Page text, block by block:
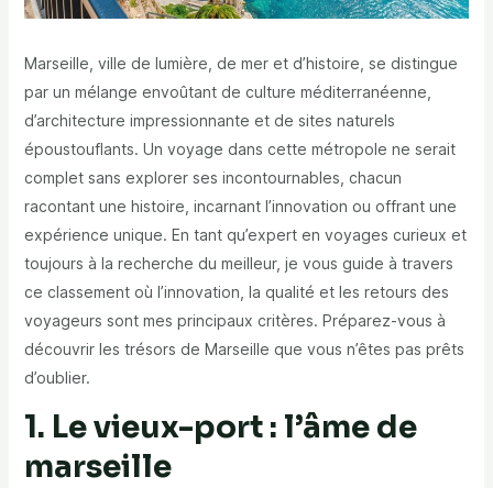
Marseille, ville de lumière, de mer et d’histoire, se distingue
par un mélange envoûtant de culture méditerranéenne,
d’architecture impressionnante et de sites naturels
époustouflants. Un voyage dans cette métropole ne serait
complet sans explorer ses incontournables, chacun
racontant une histoire, incarnant l’innovation ou offrant une
expérience unique. En tant qu’expert en voyages curieux et
toujours à la recherche du meilleur, je vous guide à travers
ce classement où l’innovation, la qualité et les retours des
voyageurs sont mes principaux critères. Préparez-vous à
découvrir les trésors de Marseille que vous n’êtes pas prêts
d’oublier.
1. Le vieux-port : l’âme de
marseille